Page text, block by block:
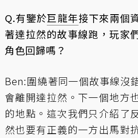
Q.有鑒於巨龍年接下來兩個
著達拉然的故事線跑，玩家
角色回歸嗎？
Ben:圍繞著同一個故事線沒
會離開達拉然。下一個地方
的地點。這次我們只介紹了
然也要有正義的一方出馬對